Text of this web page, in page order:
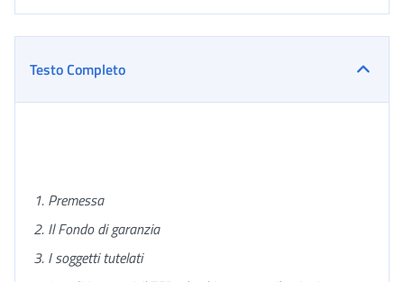
Testo Completo
1. Premessa
2. Il Fondo di garanzia
3. I soggetti tutelati